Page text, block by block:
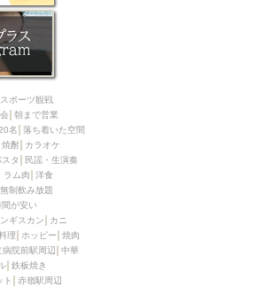
スポーツ観戦
朝まで営業
名
落ち着いた空間
焼酎
カラオケ
スタ
民謡・生演奏
ラム肉
洋食
制飲み放題
間が安い
ギスカン
カニ
理 ホッピー
焼肉
病院前駅周辺
中華
鉄板焼き
ト 赤嶺駅周辺